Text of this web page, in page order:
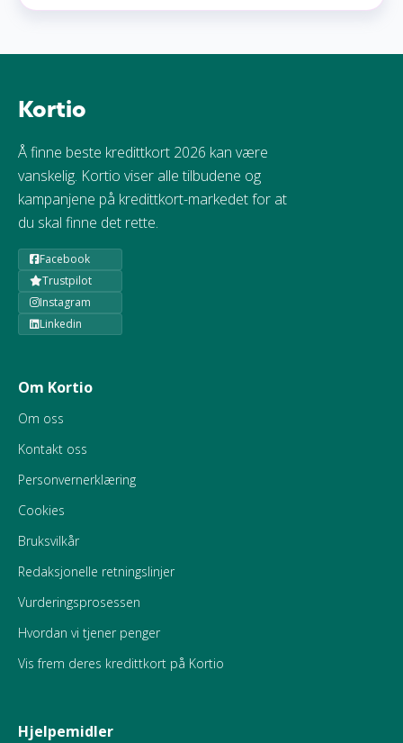
Kortio
Å finne beste kredittkort 2026 kan være
vanskelig. Kortio viser alle tilbudene og
kampanjene på kredittkort-markedet for at
du skal finne det rette.
Facebook
Trustpilot
Instagram
Linkedin
Om Kortio
Om oss
Kontakt oss
Personvernerklæring
Cookies
Bruksvilkår
Redaksjonelle retningslinjer
Vurderingsprosessen
Hvordan vi tjener penger
Vis frem deres kredittkort på Kortio
Hjelpemidler